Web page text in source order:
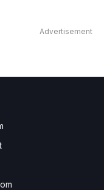
Advertisement